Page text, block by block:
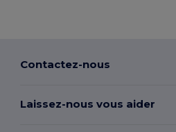
Contactez-nous
Laissez-nous vous aider